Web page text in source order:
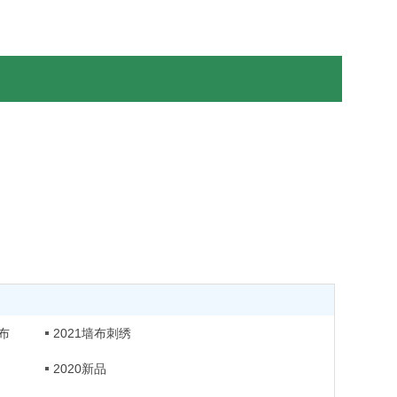
2021墙布刺绣
2020新品